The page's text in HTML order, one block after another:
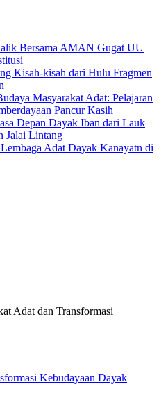
Bersama AMAN Gugat UU
Kisah-kisah dari Hulu Fragmen
Masyarakat Adat: Pelajaran
Pancur Kasih
Depan Dayak Iban dari Lauk
Jalai Lintang
Adat Dayak Kanayatn di
Adat dan Transformasi
Kebudayaan Dayak